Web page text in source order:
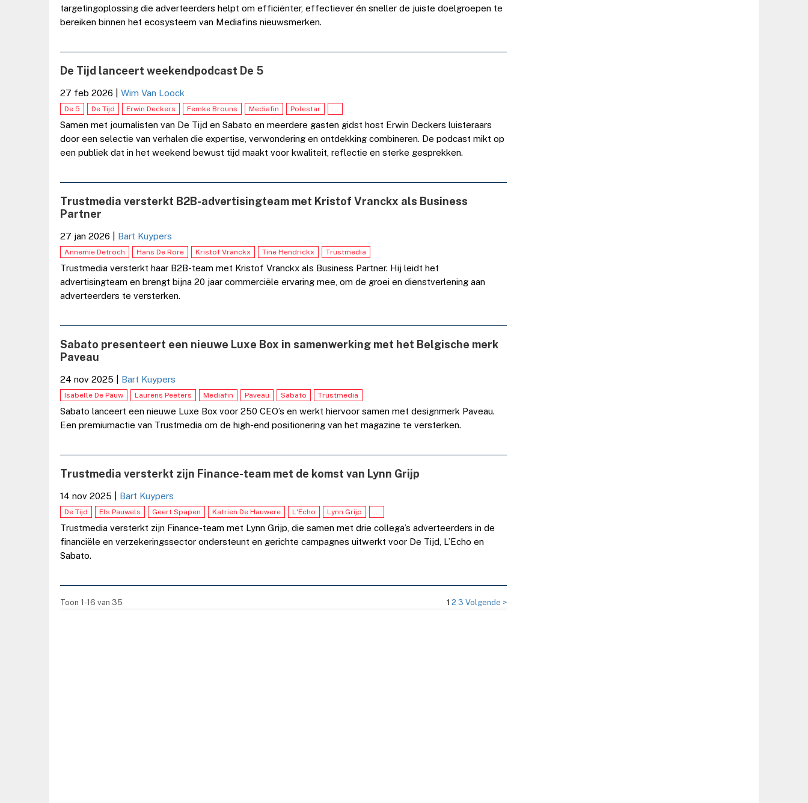
targetingoplossing die adverteerders helpt om efficiënter, effectiever én sneller de juiste doelgroepen te
bereiken binnen het ecosysteem van Mediafins nieuwsmerken.
De Tijd lanceert weekendpodcast De 5
27 feb 2026 Wim Van Loock
De 5 De Tijd Erwin Deckers Femke Brouns Mediafin Polestar ...
Samen met journalisten van De Tijd en Sabato en meerdere gasten gidst host Erwin Deckers luisteraars
door een selectie van verhalen die expertise, verwondering en ontdekking combineren. De podcast mikt op
een publiek dat in het weekend bewust tijd maakt voor kwaliteit, reflectie en sterke gesprekken.
Trustmedia versterkt B2B-advertisingteam met Kristof Vranckx als Business
Partner
27 jan 2026 Bart Kuypers
Annemie Detroch Hans De Rore Kristof Vranckx Tine Hendrickx Trustmedia
Trustmedia versterkt haar B2B-team met Kristof Vranckx als Business Partner. Hij leidt het
advertisingteam en brengt bijna 20 jaar commerciële ervaring mee, om de groei en dienstverlening aan
adverteerders te versterken.
Sabato presenteert een nieuwe Luxe Box in samenwerking met het Belgische merk
Paveau
24 nov 2025 Bart Kuypers
Isabelle De Pauw Laurens Peeters Mediafin Paveau Sabato Trustmedia
Sabato lanceert een nieuwe Luxe Box voor 250 CEO’s en werkt hiervoor samen met designmerk Paveau.
Een premiumactie van Trustmedia om de high-end positionering van het magazine te versterken.
Trustmedia versterkt zijn Finance-team met de komst van Lynn Grijp
14 nov 2025 Bart Kuypers
De Tijd Els Pauwels Geert Spapen Katrien De Hauwere L'Echo Lynn Grijp ...
Trustmedia versterkt zijn Finance-team met Lynn Grijp, die samen met drie collega’s adverteerders in de
financiële en verzekeringssector ondersteunt en gerichte campagnes uitwerkt voor De Tijd, L’Echo en
Sabato.
Toon 1-16 van 35 1 2 3 Volgende >